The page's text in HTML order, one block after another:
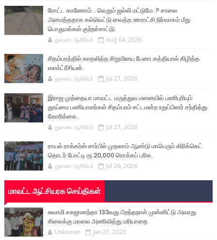
ரோட்ட காணோம்... வெறும் ஜல்லி மட்டுமே..? சாலை
அமைத்ததாக கல்வெட்டு வைத்த ஊராட்சி நிர்வாகம் மீது
பொதுமக்கள் குற்றச்சாட்டு.
துணை ஆசிரியர் Aug 04, 2026
சிதம்பரத்தில் காதலித்த சிறுமியை பேனா கத்தியால் கிழித்த
எலக்ட்ரீசியன்.
துணை ஆசிரியர் Jul 27, 2026
இராஜ முத்தையா மாவட்ட மருத்துவ மனையில் பணிபுரியும்
தூய்மை பணியாளர்கள் சிதம்பரம் சட்டமன்ற உறுப்பினர் சந்தித்து
கோரிக்கை..
துணை ஆசிரியர் Jul 27, 2026
ராயல் ராக்கர்ஸ் சார்பில் முதலாம் ஆண்டு மாபெரும் கிரிக்கெட்
தொடர் போட்டி ரூ 20,000 ரொக்கப் பரிசு..
துணை ஆசிரியர் Jul 26, 2026
மாவட்ட ஆட்சியரக செய்திகள்
சுவாமி சகஜானந்தா 133வது பிறந்தநாள் முன்னிட்டு அவரது
சிலைக்கு மாலை அணிவித்து மரியாதை
Unknown Jan 27, 2023